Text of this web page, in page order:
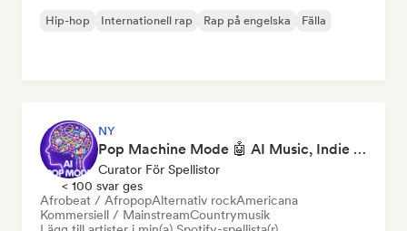
Hip-hop Internationell rap Rap på engelska Fälla
NY
Pop Machine Mode 🤖 AI Music, Indie Pop & Dream Pop
Curator För Spellistor
< 100 svar ges
Afrobeat / AfropopAlternativ rockAmericana
Kommersiell / MainstreamCountrymusik